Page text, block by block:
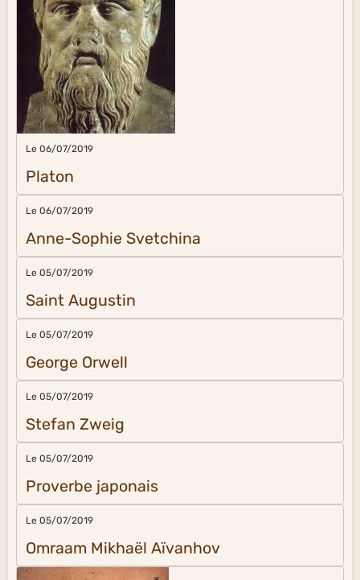
Le 06/07/2019
Platon
Le 06/07/2019
Anne-Sophie Svetchina
Le 05/07/2019
Saint Augustin
Le 05/07/2019
George Orwell
Le 05/07/2019
Stefan Zweig
Le 05/07/2019
Proverbe japonais
Le 05/07/2019
Omraam Mikhaël Aïvanhov